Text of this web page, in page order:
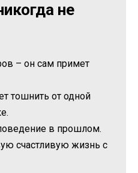
не
– он сам примет
тошнить от одной
в прошлом.
счастливую жизнь с